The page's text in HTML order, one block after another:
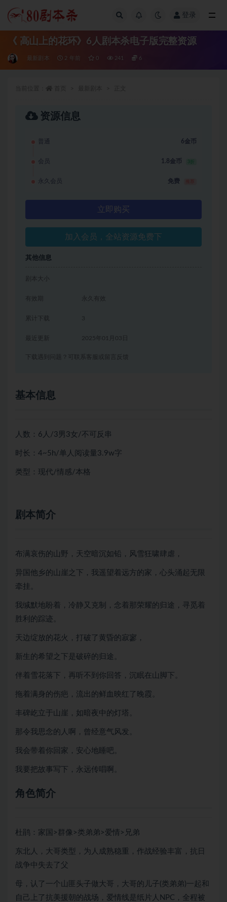
登录
《 高山上的花环》6人剧本杀电子版完整资源
最新剧本 2 年前 0 241 6
资源信息
普通 6金币
会员 1.8金币 3折
永久会员 免费
立即购买
加入会员，全站资源免费下
其他信息
剧本大小
有效期 永久有效
累计下载 3
2025年01月03日
下载遇到问题？可联系客服或留言反馈
基本信息
人数：6人/3男3女/不可反串
时长：4~5h/单人阅读量3.9w字
类型：现代/情感/本格
剧本简介
布满哀伤的山野，天空暗沉如铅，风雪狂啸肆虐，
异国他乡的山崖之下，我遥望着远方的家，心头涌起无限
牵挂。
我缄默地盼着，冷静又克制，念着那荣耀的归途，寻觅着
胜利的踪迹。
天边绽放的花火，打破了黄昏的寂寥，
新生的希望之下是破碎的归途。
伴着雪花落下，再听不到你回答，沉眠在山脚下。
拖着满身的伤疤，流出的鲜血映红了晚霞。
丰碑屹立于山崖，如暗夜中的灯塔。
那令我思念的人啊，曾经意气风发。
我会带着你回家，安心地睡吧。
我要把故事写下，永远传唱啊。
角色简介
杜鹃：家国>群像>类弟弟>爱情>兄弟
东北人，大哥类型，为人成熟稳重，作战经验丰富，抗日
战争中失去了父
母，认了一个山匪头子做大哥，大哥的儿子(类弟弟)一起和
自己上了抗美援朝的战场，爱情线是纸片人NPC，全程被